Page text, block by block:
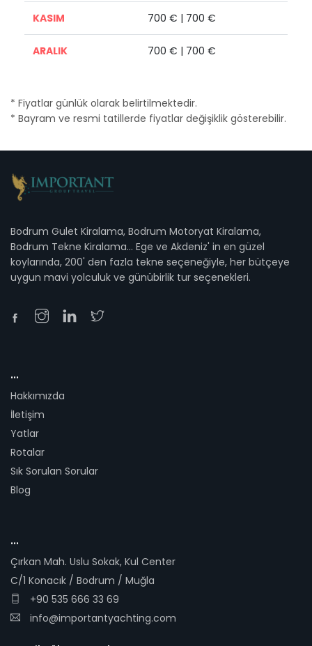
KASIM 700 € | 700 €
ARALIK 700 € | 700 €
* Fiyatlar günlük olarak belirtilmektedir.
* Bayram ve resmi tatillerde fiyatlar değişiklik gösterebilir.
Bodrum Gulet Kiralama, Bodrum Motoryat Kiralama,
Bodrum Tekne Kiralama... Ege ve Akdeniz' in en güzel
koylarında, 200' den fazla tekne seçeneğiyle, her bütçeye
uygun mavi yolculuk ve günübirlik tur seçenekleri.
...
Hakkımızda
İletişim
Yatlar
Rotalar
Sık Sorulan Sorular
Blog
...
Çırkan Mah. Uslu Sokak, Kul Center
C/1 Konacık / Bodrum / Muğla
+90 535 666 33 69
info@importantyachting.com